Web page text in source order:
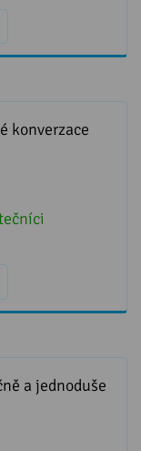
konverzace
a jednoduše